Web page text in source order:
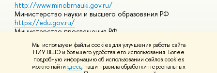
Мы используем файлы cookies для улучшения работы сайта
НИУ ВШЭ и большего удобства его использования. Более
подробную информацию об использовании файлов cookies
можно найти здесь, наши правила обработки персональных
http://www.minobrnauki.gov.ru/
Министерство науки и высшего образования РФ
https://edu.gov.ru/
Министерство просвещения РФ
https://elearning.hse.ru/mooc
Массовые открытые онлайн-курсы